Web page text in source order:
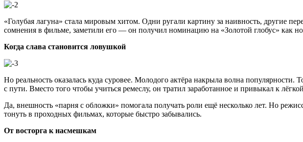
«Голубая лагуна» стала мировым хитом. Одни ругали картину за наивность, другие
сомнения в фильме, заметили его — он получил номинацию на «Золотой глобус» как
Когда слава становится ловушкой
Но реальность оказалась куда суровее. Молодого актёра накрыла волна
с пути. Вместо того чтобы учиться ремеслу, он тратил заработанное и привыкал к
Да, внешность «парня с обложки» помогала получать роли ещё несколько лет. Но
тонуть в проходных фильмах, которые быстро забывались.
От восторга к насмешкам